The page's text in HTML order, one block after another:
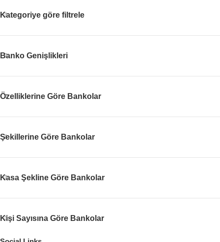
Kategoriye göre filtrele
Banko Genişlikleri
Özelliklerine Göre Bankolar
Şekillerine Göre Bankolar
Kasa Şekline Göre Bankolar
Kişi Sayısına Göre Bankolar